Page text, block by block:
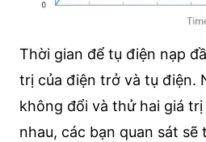
Thời gian để tụ điện nạp
trị của điện trở và tụ điện.
không đổi và thử hai giá
nhau, các bạn quan sát